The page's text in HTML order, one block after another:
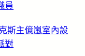
員
斯主億嵐室內設
對